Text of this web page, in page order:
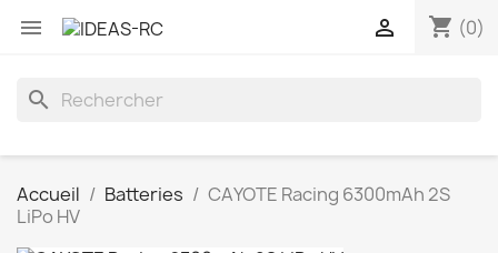
 shopping_cart (0)

search
Accueil Batteries
CAYOTE Racing 6300mAh 2S
LiPo HV